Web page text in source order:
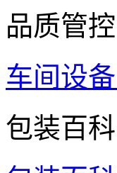
品质管控
车间设备
包装百科